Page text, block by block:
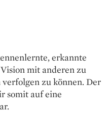
erkannte
mit anderen zu
zu können. Der
somit auf eine